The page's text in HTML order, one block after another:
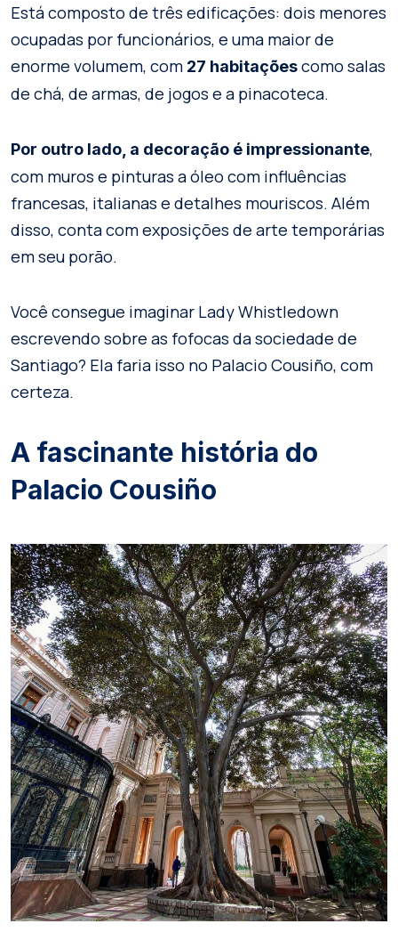
Está composto de três edificações: dois menores
ocupadas por funcionários, e uma maior de
enorme volumem, com 27 habitaçõescomo salas
de chá, de armas, de jogos e a pinacoteca.
Por outro lado, a decoração é impressionante,
com muros e pinturas a óleo com influências
francesas, italianas e detalhes mouriscos. Além
disso, conta com exposições de arte temporárias
em seu porão.
Você consegue imaginar Lady Whistledown
escrevendo sobre as fofocas da sociedade de
Santiago? Ela faria isso no Palacio Cousiño, com
certeza.
A fascinante história do
Palacio Cousiño